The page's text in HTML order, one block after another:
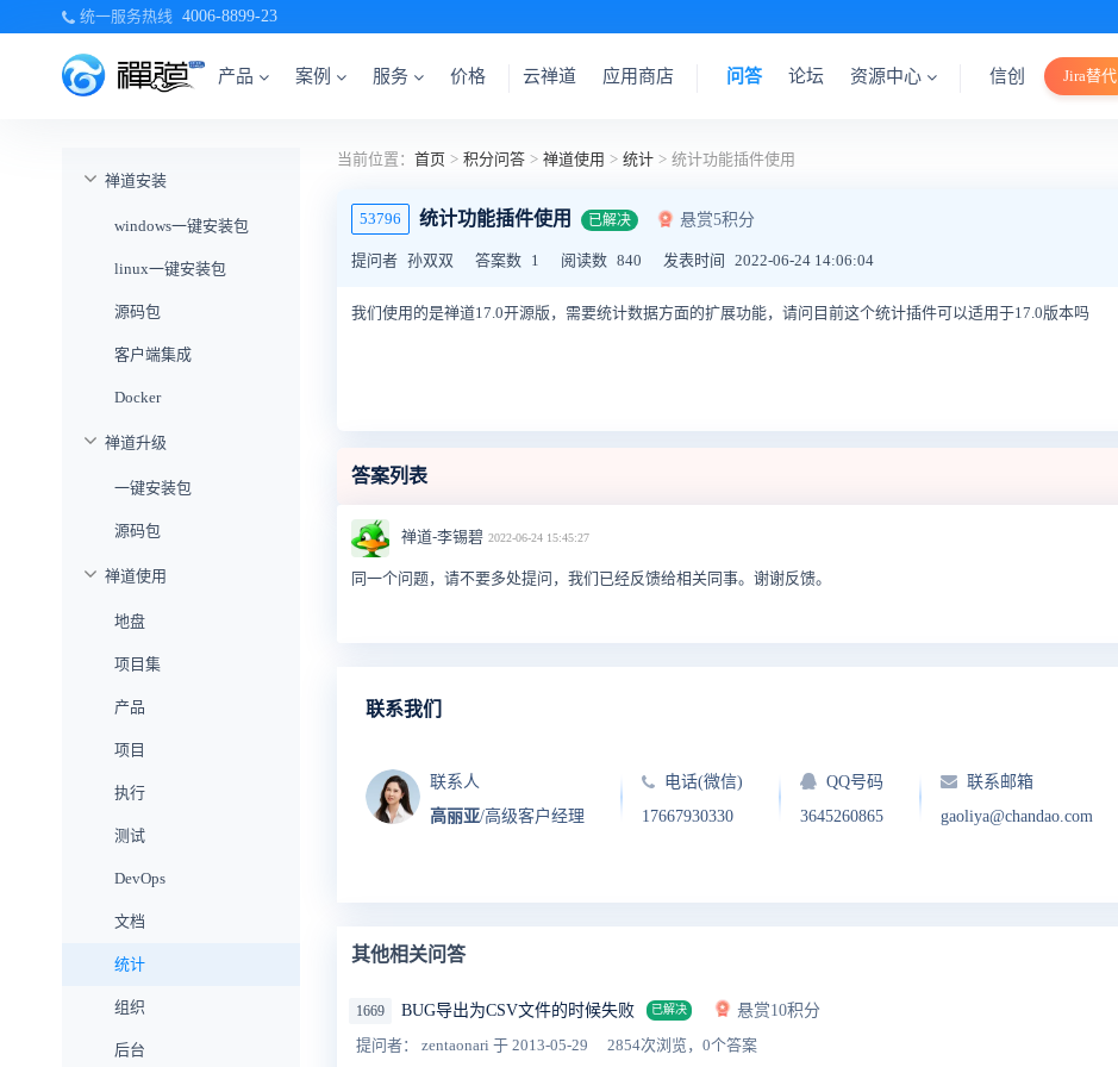
统一服务热线 4006-8899-23
产品 案例 服务 价格 云禅道 应用商店 问答 论坛 资源中心 信创 Jira替代
禅道安装
windows一键安装包
linux一键安装包
源码包
客户端集成
Docker
禅道升级
一键安装包
源码包
禅道使用
地盘
项目集
产品
项目
执行
测试
DevOps
文档
统计
组织
后台
当前位置： 首页 > 积分问答 > 禅道使用 > 统计 > 统计功能插件使用
53796 统计功能插件使用 已解决 悬赏5积分
提问者 孙双双 答案数 1 阅读数 840 发表时间 2022-06-24 14:06:04
我们使用的是禅道17.0开源版，需要统计数据方面的扩展功能，请问目前这个统计插件可以适用于17.0版本吗
答案列表
禅道-李锡碧 2022-06-24 15:45:27
同一个问题，请不要多处提问，我们已经反馈给相关同事。谢谢反馈。
联系我们
联系人
高丽亚/高级客户经理
电话(微信)
17667930330
QQ号码
3645260865
联系邮箱
gaoliya@chandao.com
其他相关问答
1669 BUG导出为CSV文件的时候失败 已解决
悬赏10积分
提问者： zentaonari 于 2013-05-29 2854次浏览，0个答案